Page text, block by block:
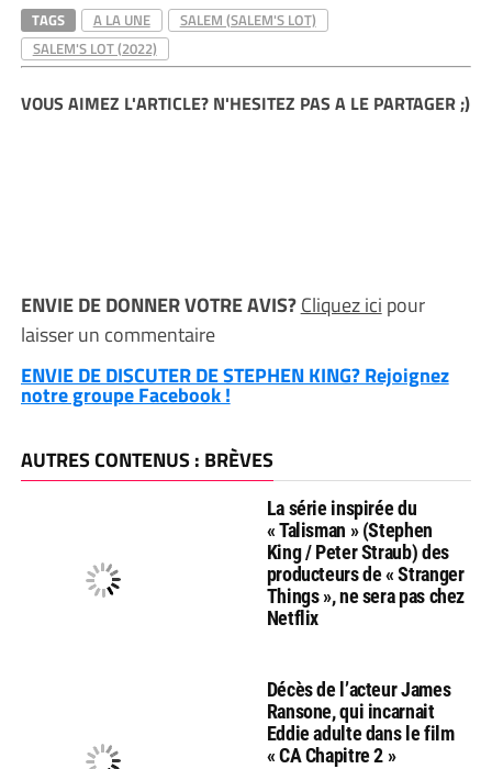
TAGS A LA UNE
SALEM (SALEM'S LOT)
SALEM'S LOT (2022)
VOUS AIMEZ L'ARTICLE? N'HESITEZ PAS A LE PARTAGER ;)
ENVIE DE DONNER VOTRE AVIS?Cliquez ici pour
laisser un commentaire
ENVIE DE DISCUTER DE STEPHEN KING? Rejoignez
notre groupe Facebook !
AUTRES CONTENUS : BRÈVES
La série inspirée du
« Talisman » (Stephen
King / Peter Straub) des
producteurs de « Stranger
Things », ne sera pas chez
Netflix
Décès de l’acteur James
Ransone, qui incarnait
Eddie adulte dans le film
« CA Chapitre 2 »